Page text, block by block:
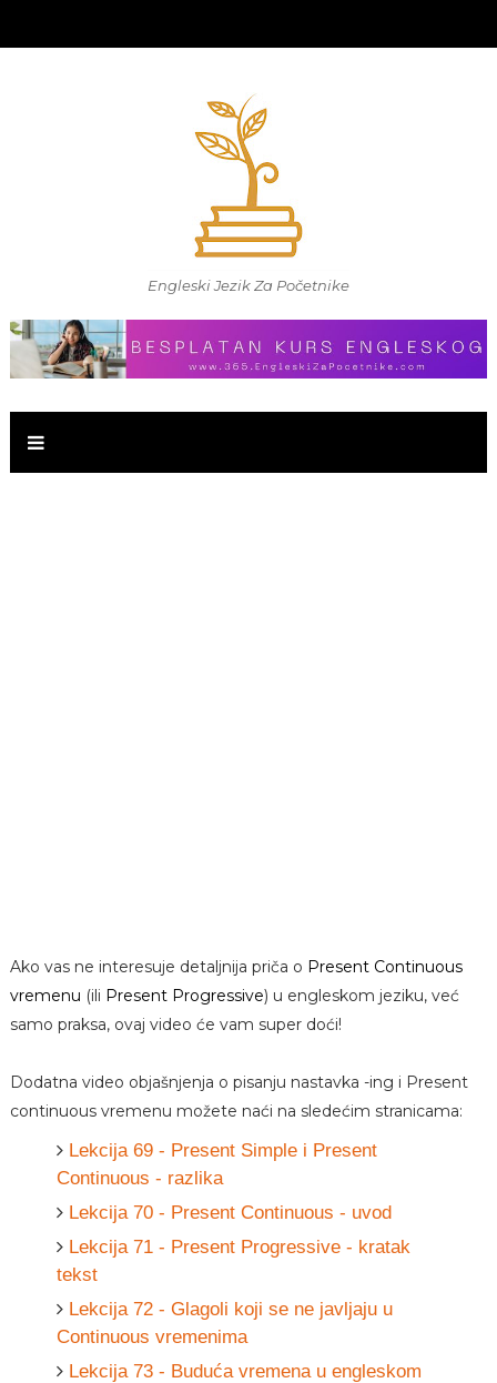
Engleski Jezik Za Početnike
Ako vas ne interesuje detaljnija priča o Present Continuous
vremenu (ili Present Progressive) u engleskom jeziku, već
samo praksa, ovaj video će vam super doći!
Dodatna video objašnjenja o pisanju nastavka -ing i Present
continuous vremenu možete naći na sledećim stranicama:
Lekcija 69 - Present Simple i Present
Continuous - razlika
Lekcija 70 - Present Continuous - uvod
Lekcija 71 - Present Progressive - kratak
tekst
Lekcija 72 - Glagoli koji se ne javljaju u
Continuous vremenima
Lekcija 73 - Buduća vremena u engleskom